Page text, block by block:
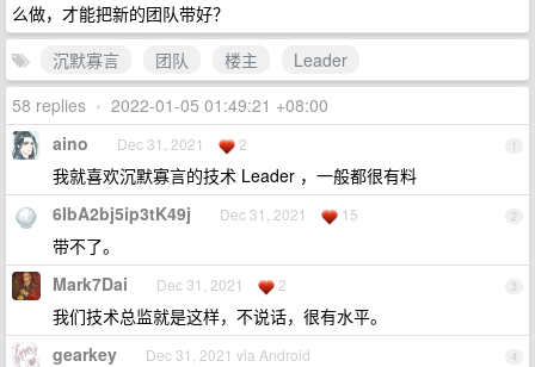
么做，才能把新的团队带好？
沉默寡言
团队 楼主
Leader
58 replies • 2022-01-05 01:49:21 +08:00
1
aino Dec 31, 2021 2
我就喜欢沉默寡言的技术 Leader ，一般都很有料
2
6IbA2bj5ip3tK49j Dec 31, 2021 15
带不了。
3
Mark7Dai Dec 31, 2021 2
我们技术总监就是这样，不说话，很有水平。
4
gearkey Dec 31, 2021 via Android